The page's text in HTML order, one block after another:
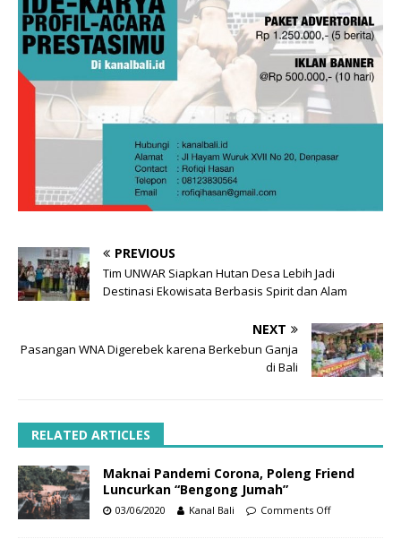
PREVIOUS
Tim UNWAR Siapkan Hutan Desa Lebih Jadi
Destinasi Ekowisata Berbasis Spirit dan Alam
NEXT
Pasangan WNA Digerebek karena Berkebun Ganja
di Bali
RELATED ARTICLES
Maknai Pandemi Corona, Poleng Friend
Luncurkan “Bengong Jumah”
03/06/2020 Kanal Bali Comments Off